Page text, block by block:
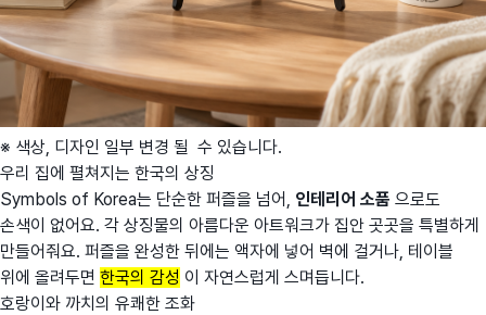
※ 색상, 디자인 일부 변경 될 수 있습니다.
우리 집에 펼쳐지는 한국의 상징
Symbols of Korea는 단순한 퍼즐을 넘어, 인테리어 소품 으로도
손색이 없어요. 각 상징물의 아름다운 아트워크가 집안 곳곳을 특별하게
만들어줘요. 퍼즐을 완성한 뒤에는 액자에 넣어 벽에 걸거나, 테이블
위에 올려두면 한국의 감성 이 자연스럽게 스며듭니다.
호랑이와 까치의 유쾌한 조화